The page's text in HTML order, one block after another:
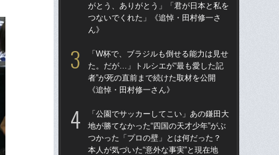
がとう、ありがとう」「君が日本と私を
つないでくれた」《追悼・田村修一さ
ん》
「W杯で、ブラジルも倒せる能力は見せ
た。だが…」トルシエが“最も愛した記
者”が死の直前まで続けた取材を公開
《追悼・田村修一さん》
「公園でサッカーしてこい」あの鎌田大
地が勝てなかった“四国の天才少年”がぶ
つかった「プロの壁」とは何だった？
本人が気づいた“意外な事実”と現在地